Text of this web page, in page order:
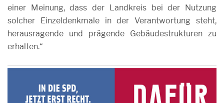
einer Meinung, dass der Landkreis bei der Nutzung
solcher Einzeldenkmale in der Verantwortung steht,
herausragende und prägende Gebäudestrukturen zu
erhalten.“